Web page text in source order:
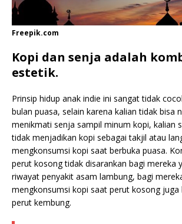
Freepik.com
Kopi dan senja adalah
estetik.
Prinsip hidup anak indie ini sangat tidak
bulan puasa, selain karena kalian tidak bisa
menikmati senja sampil minum kopi, kalian
tidak menjadikan kopi sebagai takjil atau
mengkonsumsi kopi saat berbuka puasa.
perut kosong tidak disarankan bagi mereka
riwayat penyakit asam lambung, bagi
mengkonsumsi kopi saat perut kosong
perut kembung.